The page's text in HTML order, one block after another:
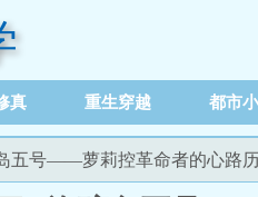
真 重生穿越 都市
五号——萝莉控革命者的心路